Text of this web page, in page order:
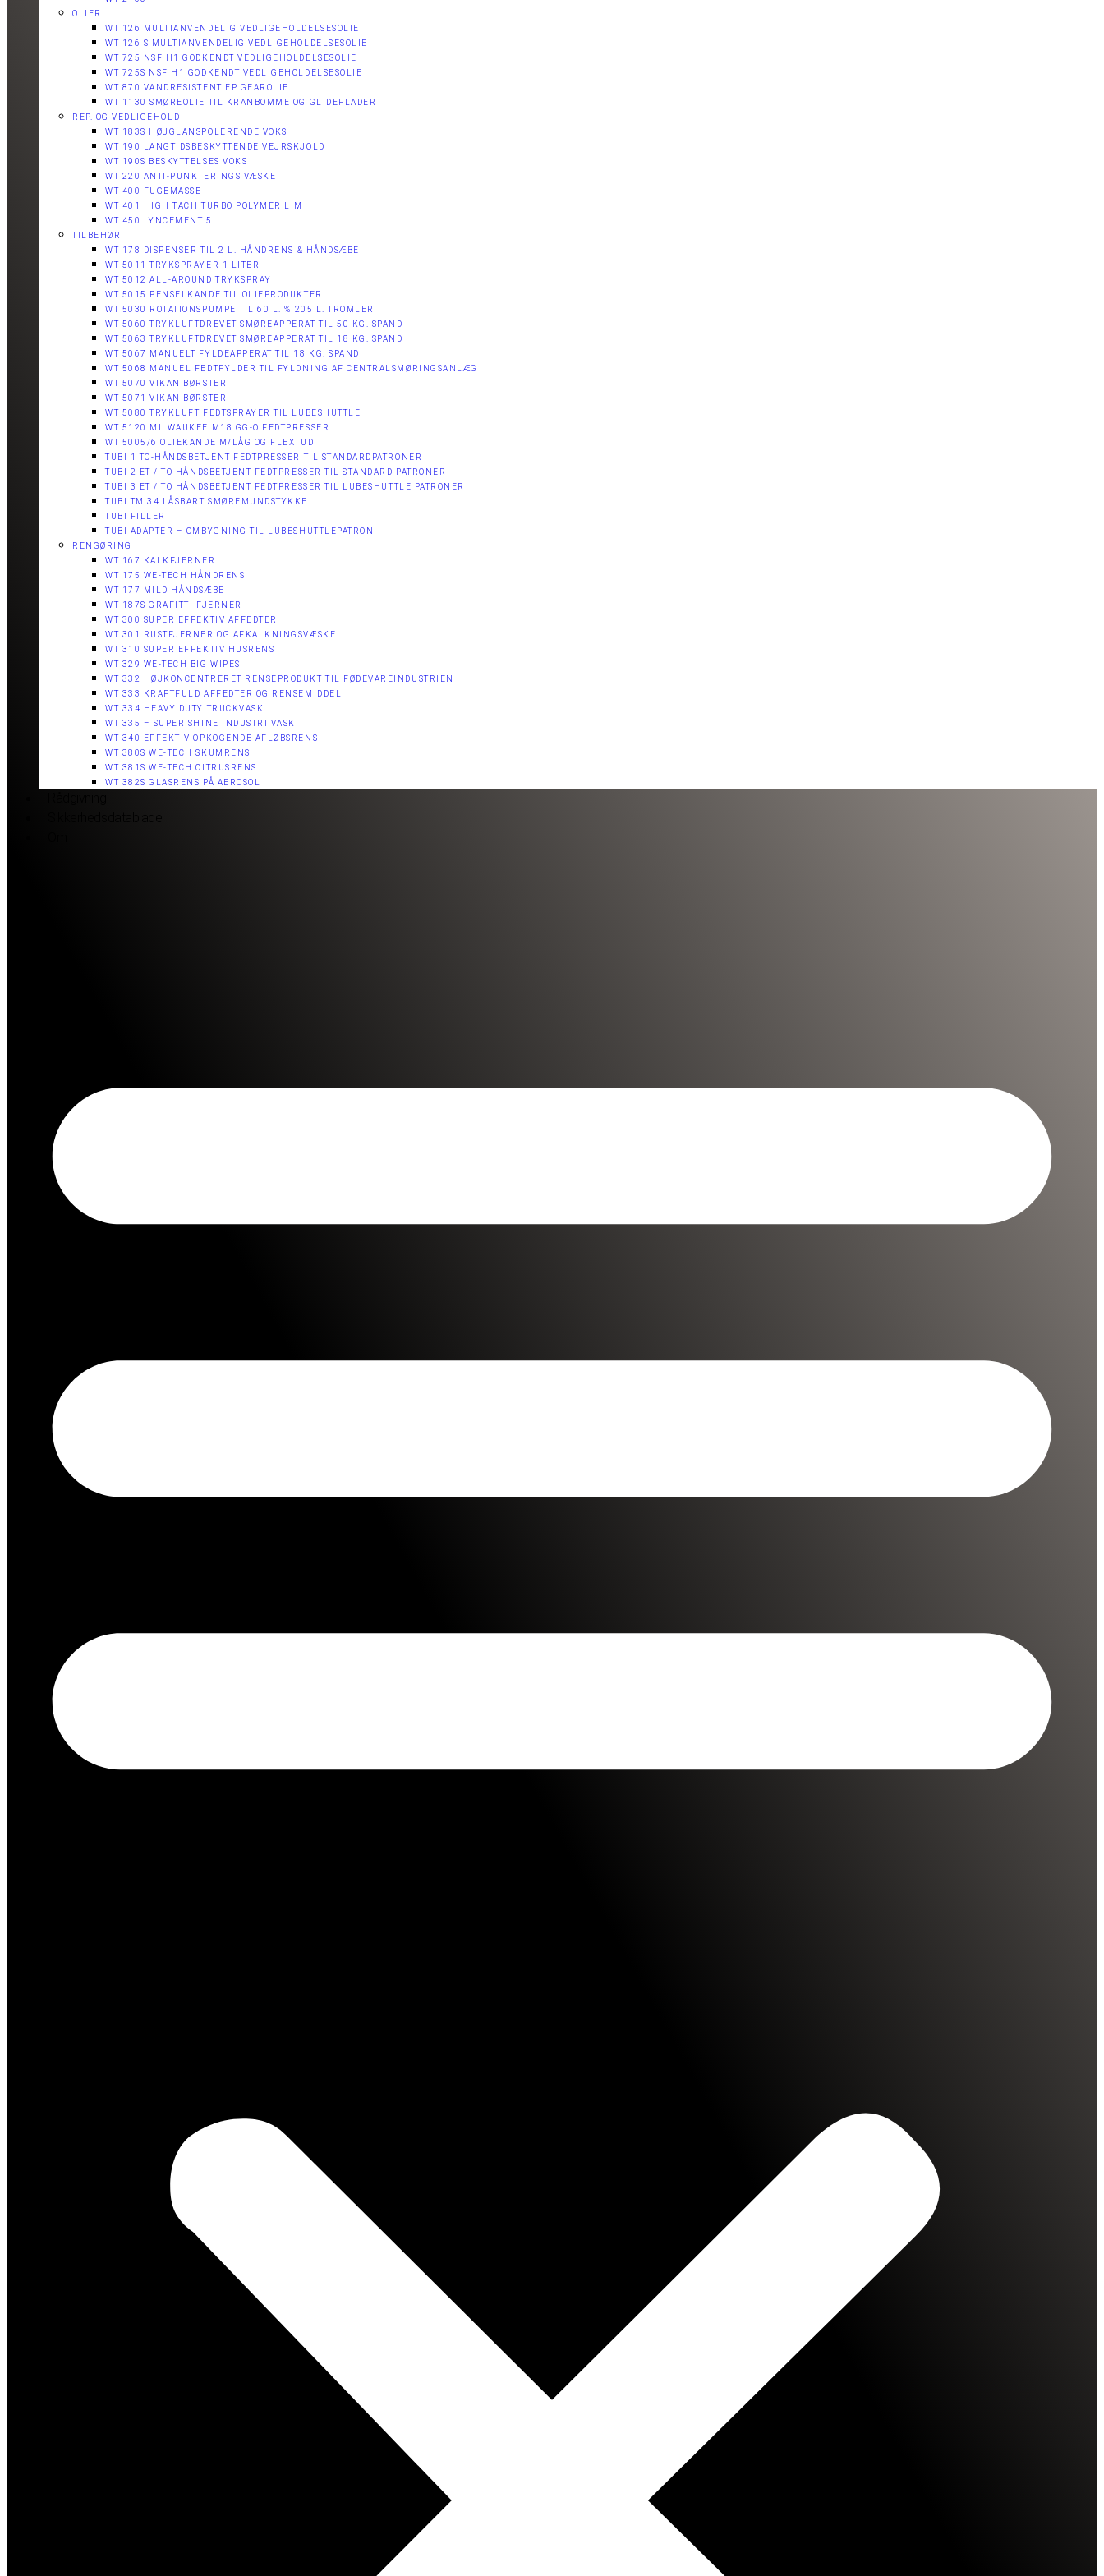
OLIER
WT 126 MULTIANVENDELIG VEDLIGEHOLDELSESOLIE
WT 126 S MULTIANVENDELIG VEDLIGEHOLDELSESOLIE
WT 725 NSF H1 GODKENDT VEDLIGEHOLDELSESOLIE​
WT 725S NSF H1 GODKENDT VEDLIGEHOLDELSESOLIE​
WT 870 VANDRESISTENT EP GEAROLIE​
WT 1130 SMØREOLIE TIL KRANBOMME OG GLIDEFLADER​
REP. OG VEDLIGEHOLD
WT 183S HØJGLANSPOLERENDE VOKS
WT 190 LANGTIDSBESKYTTENDE VEJRSKJOLD​
WT 190S BESKYTTELSES VOKS​
WT 220 ANTI-PUNKTERINGS VÆSKE
WT 400 FUGEMASSE
WT 401 HIGH TACH TURBO POLYMER LIM
WT 450 LYNCEMENT 5
TILBEHØR
WT 178 DISPENSER TIL 2 L. HÅNDRENS & HÅNDSÆBE
WT 5011 TRYKSPRAYER 1 LITER
WT 5012 ALL-AROUND TRYKSPRAY
WT 5015 PENSELKANDE TIL OLIEPRODUKTER
WT 5030 ROTATIONSPUMPE TIL 60 L. % 205 L. TROMLER
WT 5060 TRYKLUFTDREVET SMØREAPPERAT TIL 50 KG. SPAND
WT 5063 TRYKLUFTDREVET SMØREAPPERAT TIL 18 KG. SPAND
WT 5067 MANUELT FYLDEAPPERAT TIL 18 KG. SPAND
WT 5068 MANUEL FEDTFYLDER TIL FYLDNING AF CENTRALSMØRINGSANLÆG
WT 5070 VIKAN BØRSTER
WT 5071 VIKAN BØRSTER
WT 5080 TRYKLUFT FEDTSPRAYER TIL LUBESHUTTLE
WT 5120 MILWAUKEE M18 GG-O FEDTPRESSER
WT 5005/6 OLIEKANDE M/LÅG OG FLEXTUD​
TUBI 1 TO-HÅNDSBETJENT FEDTPRESSER TIL STANDARDPATRONER
TUBI 2 ET / TO HÅNDSBETJENT FEDTPRESSER TIL STANDARD PATRONER
TUBI 3 ET / TO HÅNDSBETJENT FEDTPRESSER TIL LUBESHUTTLE PATRONER
TUBI TM 34 LÅSBART SMØREMUNDSTYKKE
TUBI FILLER
TUBI ADAPTER​ – OMBYGNING TIL LUBESHUTTLEPATRON
RENGØRING
WT 167 KALKFJERNER
WT 175 WE-TECH HÅNDRENS
WT 177 MILD HÅNDSÆBE
WT 187S GRAFITTI FJERNER
WT 300 SUPER EFFEKTIV AFFEDTER​
WT 301 RUSTFJERNER OG AFKALKNINGSVÆSKE
WT 310 SUPER EFFEKTIV HUSRENS
WT 329 WE-TECH BIG WIPES
WT 332 HØJKONCENTRERET RENSEPRODUKT TIL FØDEVAREINDUSTRIEN
WT 333 KRAFTFULD AFFEDTER OG RENSEMIDDEL
WT 334 HEAVY DUTY TRUCKVASK
WT 335 – SUPER SHINE INDUSTRI VASK
WT 340 EFFEKTIV OPKOGENDE AFLØBSRENS
WT 380S WE-TECH SKUMRENS
WT 381S WE-TECH CITRUSRENS
WT 382S GLASRENS PÅ AEROSOL​